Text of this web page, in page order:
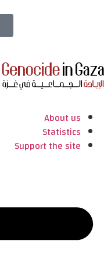
About us
Statistics
Support the site